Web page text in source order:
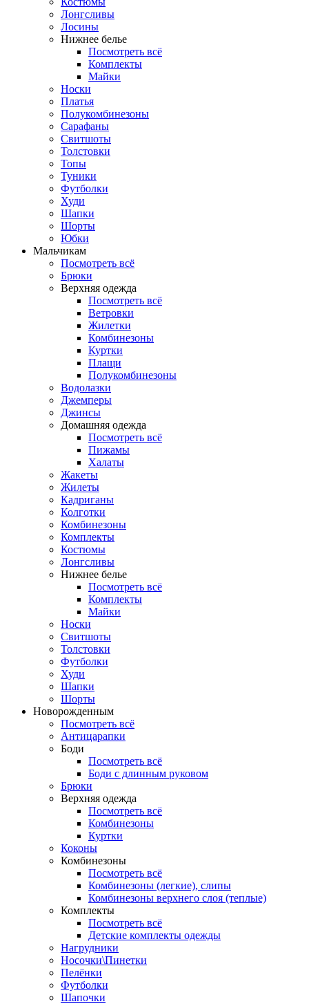
Лонгсливы
Лосины
Нижнее белье
Посмотреть всё
Комплекты
Майки
Носки
Платья
Полукомбинезоны
Сарафаны
Свитшоты
Толстовки
Топы
Туники
Футболки
Худи
Шапки
Шорты
Юбки
Мальчикам
Посмотреть всё
Брюки
Верхняя одежда
Посмотреть всё
Ветровки
Жилетки
Комбинезоны
Куртки
Плащи
Полукомбинезоны
Водолазки
Джемперы
Джинсы
Домашняя одежда
Посмотреть всё
Пижамы
Халаты
Жакеты
Жилеты
Кадриганы
Колготки
Комбинезоны
Комплекты
Костюмы
Лонгсливы
Нижнее белье
Посмотреть всё
Комплекты
Майки
Носки
Свитшоты
Толстовки
Футболки
Худи
Шапки
Шорты
Новорожденным
Посмотреть всё
Антицарапки
Боди
Посмотреть всё
Боди с длинным руковом
Брюки
Верхняя одежда
Посмотреть всё
Комбинезоны
Куртки
Коконы
Комбинезоны
Посмотреть всё
Комбинезоны (легкие), слипы
Комбинезоны верхнего слоя (теплые)
Комплекты
Посмотреть всё
Детские комплекты одежды
Нагрудники
Носочки\Пинетки
Пелёнки
Футболки
Шапочки